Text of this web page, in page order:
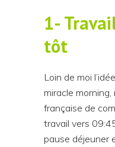
1-
tôt
Loin de moi
miracle morning,
française de
travail vers
pause déjeuner